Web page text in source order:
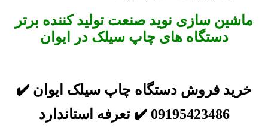
ماشین سازی نوید صنعت تولید کننده برتر
دستگاه های چاپ سیلک در ایوان
خرید فروش دستگاه چاپ سیلک ایوان ✔️
09195423486 ✔️ تعرفه استاندارد